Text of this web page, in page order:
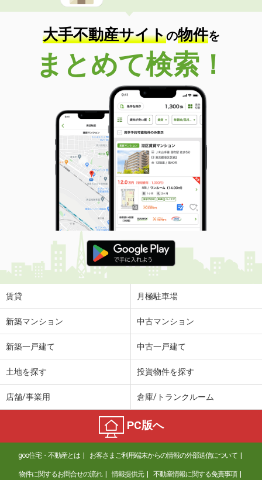
大手不動産サイトの物件を
まとめて検索！
賃貸 月極駐車場
新築マンション 中古マンション
新築一戸建て 中古一戸建て
土地を探す 投資物件を探す
店舗/事業用 倉庫/トランクルーム
PC版へ
goo住宅・不動産とは お客さまご利用端末からの情報の外部送信について
物件に関するお問合せの流れ 情報提供元 不動産情報に関する免責事項